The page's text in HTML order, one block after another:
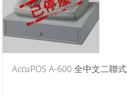
AccuPOS A-600 全中文二聯式